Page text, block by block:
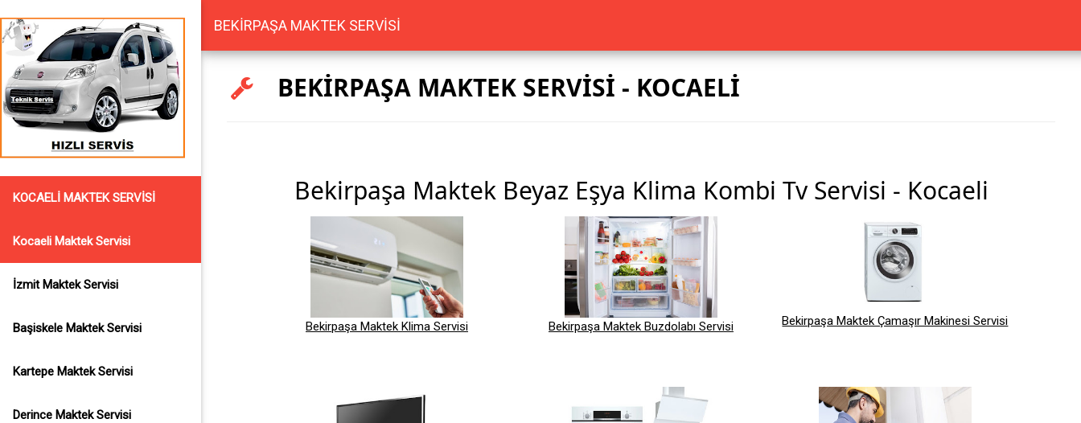
KOCAELİ MAKTEK SERVİSİ
Kocaeli Maktek Servisi
İzmit Maktek Servisi
Başiskele Maktek Servisi
Kartepe Maktek Servisi
Derince Maktek Servisi
BEKİRPAŞA MAKTEK SERVİSİ
BEKİRPAŞA MAKTEK SERVİSİ - KOCAELİ
Bekirpaşa Maktek Beyaz Eşya Klima Kombi Tv Servisi - Kocaeli
Bekirpaşa Maktek Klima Servisi Bekirpaşa Maktek Buzdolabı Servisi Bekirpaşa Maktek Çamaşır Makinesi Servisi